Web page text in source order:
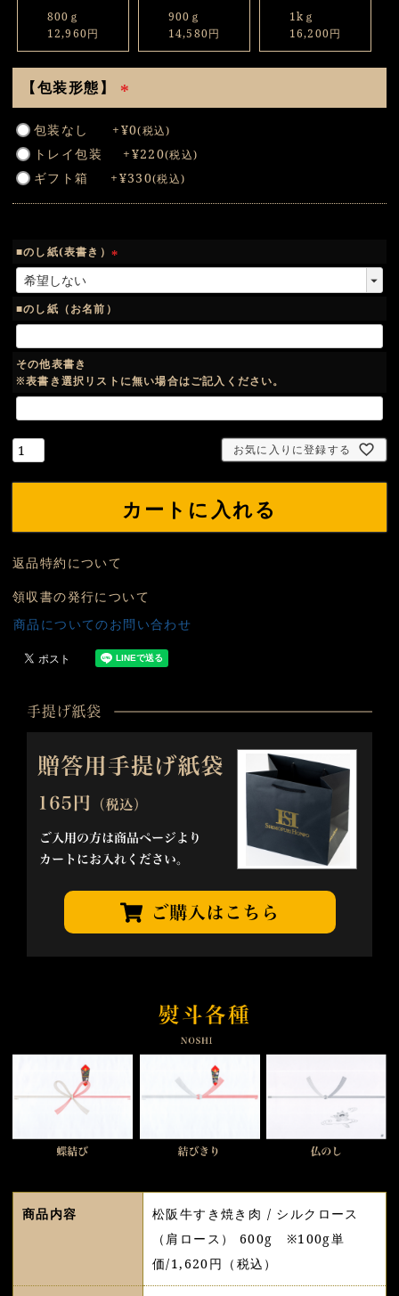
800ｇ
12,960円
900ｇ
14,580円
1kｇ
16,200円
【包装形態】
必
須
)
包装なし +¥0 税込
トレイ包装 +¥220 税込
ギフト箱 +¥330 税込
■のし紙(表書き）
必
)
■のし紙（お名前）
その他表書き
※表書き選択リストに無い場合はご記入ください。
お気に入りに登録する
カートに入れる
返品特約について
領収書の発行について
商品についてのお問い合わせ
商品内容
松阪牛すき焼き肉 / シルクロース
（肩ロース） 600g ※100g単
価/1,620円（税込）